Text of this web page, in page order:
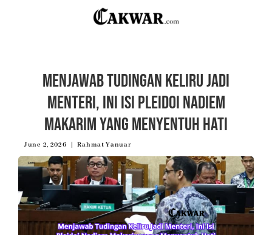
Menjawab Tudingan Keliru Jadi
Menteri, Ini Isi Pleidoi Nadiem
Makarim yang Menyentuh Hati
June 2, 2026 Rahmat Yanuar